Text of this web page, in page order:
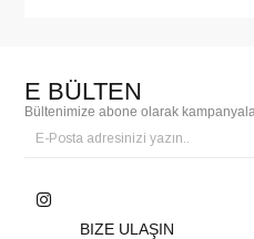
E BÜLTEN
Bültenimize abone olarak
BIZE ULAŞIN